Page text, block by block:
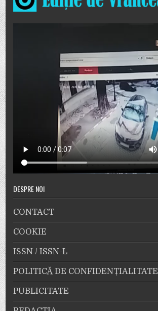
DESPRE NOI
CONTACT
COOKIE
ISSN / ISSN-L
POLITICĂ DE CONFIDENȚIALITATE
PUBLICITATE